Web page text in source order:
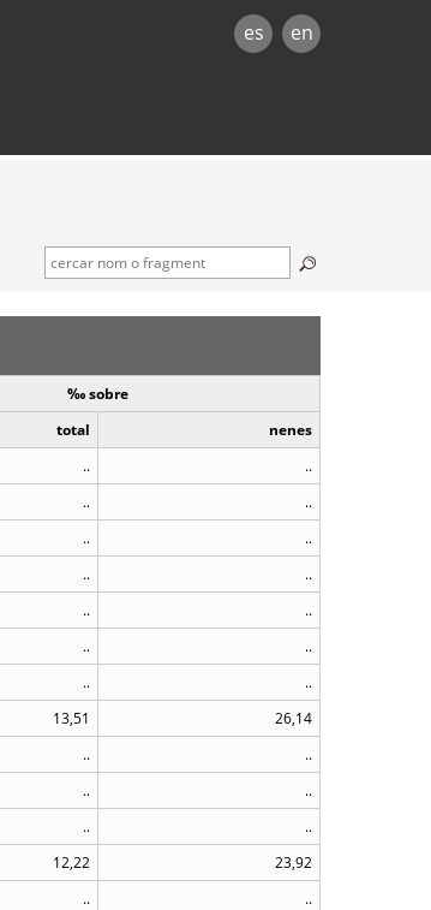
es en
‰ sobre
total
nenes
..
..
..
..
..
..
..
..
..
..
..
..
..
..
13,51
26,14
..
..
..
..
..
..
12,22
23,92
..
..